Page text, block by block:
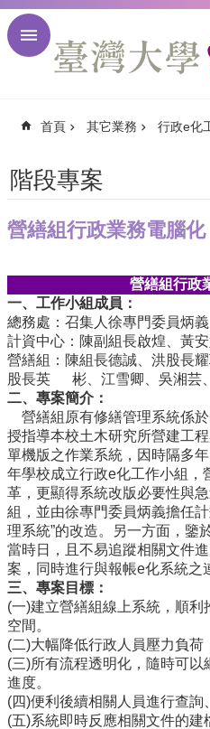
跳到主要內容區塊
回
頁
臺
首
臺
大
校
訊
English
網
站
導
覽
常
見
問
答
關
於
秘
書
室
服
務
團
隊
首頁 其它業務 行政e化
階段專案
營繕組行政業務電腦化
營繕組行政
一、工作小組成員：
總務處：召集人徐專門委員炳義
計資中心：陳副組長啟煌、黃安
營繕組：陳組長德誠、洪股長
股長英 彬、江雪卿、吳湘芸
二、專案簡介：
營繕組原有修繕管理系統係
授指導本校土木研究所營建工
單機版之作業系統，因時隔多
年學校成立行政e化工作小組，
革，更顯得系統改版必要性與
組，並由徐專門委員炳義擔任
理系統”的改造。另一方面，鑒
當時日，且不易追蹤相關文件
案，同時進行與報帳e化系統之
三、專案目標：
(一)建立營繕組線上系統，順
空間。
(二)大幅降低行政人員壓力負荷
(三)所有流程透明化，隨時可
進度。
(四)便利後續相關人員進行查詢
(五)系統即時反應相關文件的